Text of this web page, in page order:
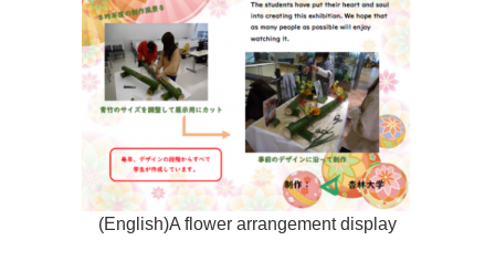
(English)A flower arrangement display